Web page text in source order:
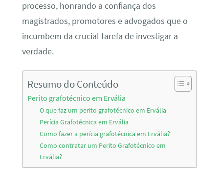
processo, honrando a confiança dos
magistrados, promotores e advogados que o
incumbem da crucial tarefa de investigar a
verdade.
Resumo do Conteúdo
Perito grafotécnico em Ervália
O que faz um perito grafotécnico em Ervália
Perícia Grafotécnica em Ervália
Como fazer a perícia grafotécnica em Ervália?
Como contratar um Perito Grafotécnico em
Ervália?